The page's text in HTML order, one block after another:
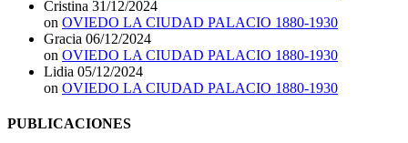
Cristina 31/12/2024
on OVIEDO LA CIUDAD PALACIO 1880-1930
Gracia 06/12/2024
on OVIEDO LA CIUDAD PALACIO 1880-1930
Lidia 05/12/2024
on OVIEDO LA CIUDAD PALACIO 1880-1930
PUBLICACIONES